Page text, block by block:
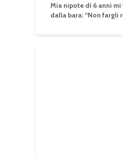
Mia nipote di 6 anni mi
dalla bara: “Non fargli